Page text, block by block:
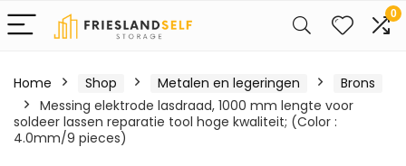
0
Home Shop Metalen en legeringen
Brons
Messing elektrode lasdraad, 1000 mm lengte voor
soldeer lassen reparatie tool hoge kwaliteit; (Color :
4.0mm/9 pieces)